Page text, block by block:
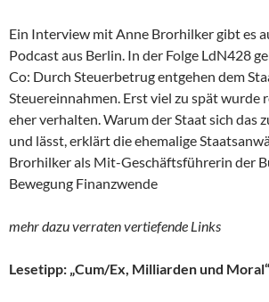
Ein Interview mit Anne Brorhilker gibt es
Podcast aus Berlin. In der Folge LdN428
Co: Durch Steuerbetrug entgehen dem
Steuereinnahmen. Erst viel zu spät wurde
eher verhalten. Warum der Staat sich das
und lässt, erklärt die ehemalige
Brorhilker als Mit-Geschäftsführerin der
Bewegung Finanzwende
mehr dazu verraten vertiefende Links
Lesetipp: „Cum/Ex, Milliarden und Moral“